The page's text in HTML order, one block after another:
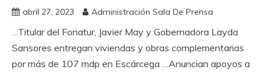
abril 27, 2023 Administración Sala De Prensa
…Titular del Fonatur, Javier May y Gobernadora Layda
Sansores entregan viviendas y obras complementarias
por más de 107 mdp en Escárcega …Anuncian apoyos a